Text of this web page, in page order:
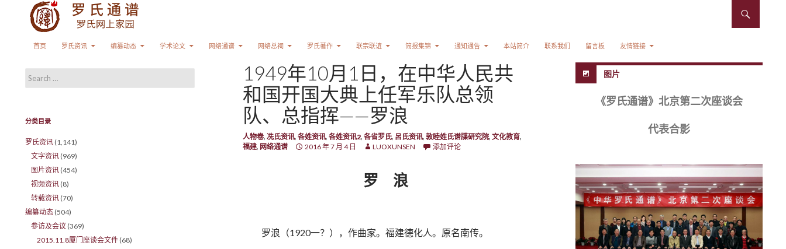
首页
罗氏资讯 编纂动态 学术论文 网络通谱 网络总祠 罗氏著作 联宗联谊 简报集锦 通知通告 本站简介 联系我们 留言板 友情链接
1949年10月1日，在中华人民共
和国开国大典上任军乐队总领
队、总指挥——罗浪
人物卷, 冼氏资讯, 各姓资讯, 各姓资讯2, 各省罗氏, 呂氏资讯, 敦睦姓氏谱牒研究院, 文化教育,
福建, 网络通谱 2016 年 7 月 4 日 LUOXUNSEN 添加评论
罗 浪
罗浪（1920一？），作曲家。福建德化人。原名南传。
图片
《罗氏通谱》北京第二次座谈会
代表合影
Search for:
分类目录
罗氏资讯 (1,141)
文字资讯 (969)
图片资讯 (454)
视频资讯 (8)
转载资讯 (70)
编纂动态 (504)
参访及会议 (369)
2015.11.8厦门座谈会文件 (68)